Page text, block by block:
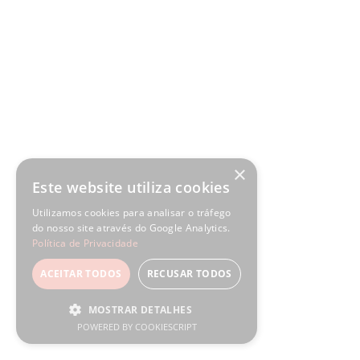
×
Este website utiliza cookies
Utilizamos cookies para analisar o tráfego
do nosso site através do Google Analytics.
Política de Privacidade
ACEITAR TODOS RECUSAR TODOS
MOSTRAR DETALHES
POWERED BY COOKIESCRIPT